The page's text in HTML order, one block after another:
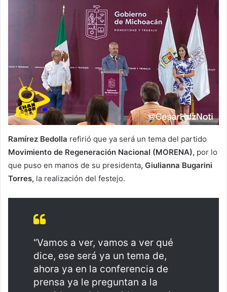
Ramírez Bedolla refirió que ya será un tema del partido
Movimiento de Regeneración Nacional (MORENA), por lo
que puso en manos de su presidenta, Giulianna Bugarini
Torres, la realización del festejo.
“Vamos a ver, vamos a ver qué
dice, ese será ya un tema de,
ahora ya en la conferencia de
prensa ya le preguntan a la